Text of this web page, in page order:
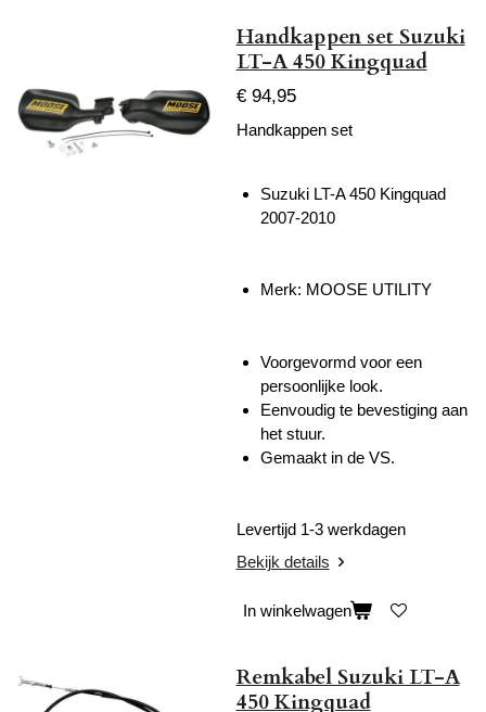
Handkappen set Suzuki
LT-A 450 Kingquad
€ 94,95
Handkappen set
Suzuki LT-A 450 Kingquad
2007-2010
Merk: MOOSE UTILITY
Voorgevormd voor een
persoonlijke look.
Eenvoudig te bevestiging aan
het stuur.
Gemaakt in de VS.
Levertijd 1-3 werkdagen
Bekijk details
In winkelwagen
Remkabel Suzuki LT-A
450 Kingquad